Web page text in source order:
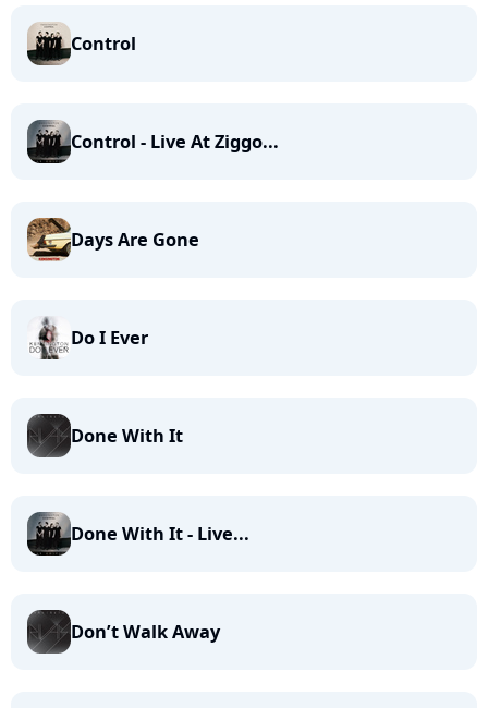
Control
Control - Live At Ziggo...
Days Are Gone
Do I Ever
Done With It
Done With It - Live...
Don’t Walk Away